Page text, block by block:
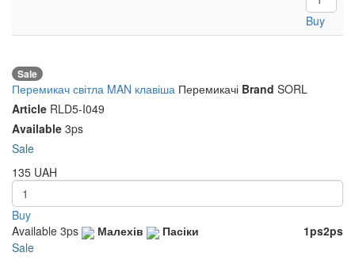
Buy
Sale
Перемикач світла MAN клавіша Перемикачі Brand SORL
Article RLD5-I049
Available 3ps
Sale
135 UAH
Buy
Available 3ps Малехів 2ps
Пасіки
1ps
Sale